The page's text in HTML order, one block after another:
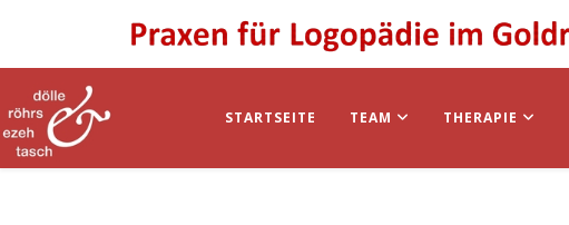
STARTSEITE TEAM THERAPIE